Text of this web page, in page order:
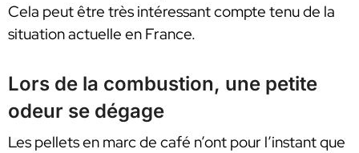
Cela peut être très intéressant compte tenu de la
situation actuelle en France.
Lors de la combustion, une petite
odeur se dégage
Les pellets en marc de café n’ont pour l’instant que